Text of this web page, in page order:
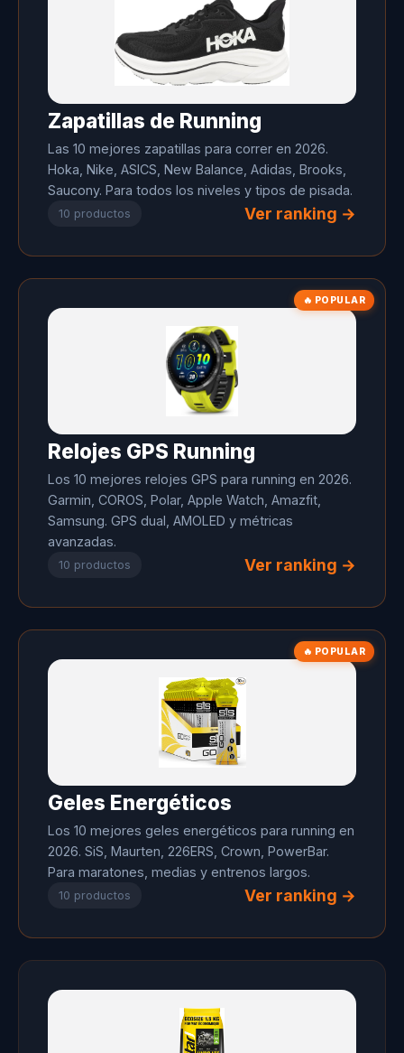
Zapatillas de Running
Las 10 mejores zapatillas para correr en 2026.
Hoka, Nike, ASICS, New Balance, Adidas, Brooks,
Saucony. Para todos los niveles y tipos de pisada.
10 productos Ver ranking →
🔥 POPULAR
Relojes GPS Running
Los 10 mejores relojes GPS para running en 2026.
Garmin, COROS, Polar, Apple Watch, Amazfit,
Samsung. GPS dual, AMOLED y métricas
avanzadas.
10 productos Ver ranking →
🔥 POPULAR
Geles Energéticos
Los 10 mejores geles energéticos para running en
2026. SiS, Maurten, 226ERS, Crown, PowerBar.
Para maratones, medias y entrenos largos.
10 productos Ver ranking →